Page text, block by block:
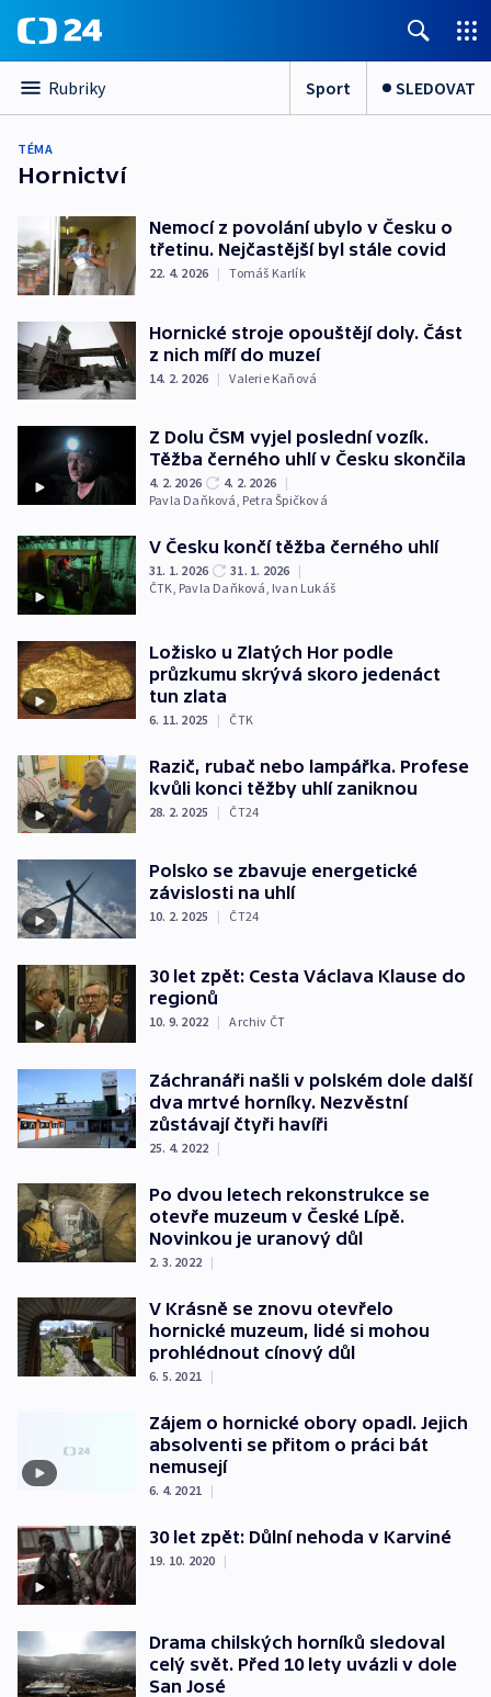
Rubriky Sport SLEDOVAT
TÉMA
Hornictví
Nemocí z povolání ubylo v Česku o
třetinu. Nejčastější byl stále covid
22. 4. 2026 | Tomáš Karlík
Hornické stroje opouštějí doly. Část
z nich míří do muzeí
14. 2. 2026 | Valerie Kaňová
Z Dolu ČSM vyjel poslední vozík.
Těžba černého uhlí v Česku skončila
4. 2. 2026 4. 2. 2026 |
Pavla Daňková, Petra Špičková
V Česku končí těžba černého uhlí
31. 1. 2026 31. 1. 2026 |
ČTK, Pavla Daňková, Ivan Lukáš
Ložisko u Zlatých Hor podle
průzkumu skrývá skoro jedenáct
tun zlata
6. 11. 2025 | ČTK
Razič, rubač nebo lampářka. Profese
kvůli konci těžby uhlí zaniknou
28. 2. 2025 | ČT24
Polsko se zbavuje energetické
závislosti na uhlí
10. 2. 2025 | ČT24
30 let zpět: Cesta Václava Klause do
regionů
10. 9. 2022 | Archiv ČT
Záchranáři našli v polském dole další
dva mrtvé horníky. Nezvěstní
zůstávají čtyři havíři
25. 4. 2022 |
Po dvou letech rekonstrukce se
otevře muzeum v České Lípě.
Novinkou je uranový důl
2. 3. 2022 |
V Krásně se znovu otevřelo
hornické muzeum, lidé si mohou
prohlédnout cínový důl
6. 5. 2021 |
Zájem o hornické obory opadl. Jejich
absolventi se přitom o práci bát
nemusejí
6. 4. 2021 |
30 let zpět: Důlní nehoda v Karviné
19. 10. 2020 |
Drama chilských horníků sledoval
celý svět. Před 10 lety uvázli v dole
San José